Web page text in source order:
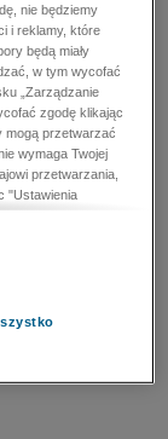
nie będziemy
i reklamy, które
będą miały
w tym wycofać
„Zarządzanie
zgodę klikając
mogą przetwarzać
wymaga Twojej
przetwarzania,
"Ustawienia
przez
mogą zostać
reklam i